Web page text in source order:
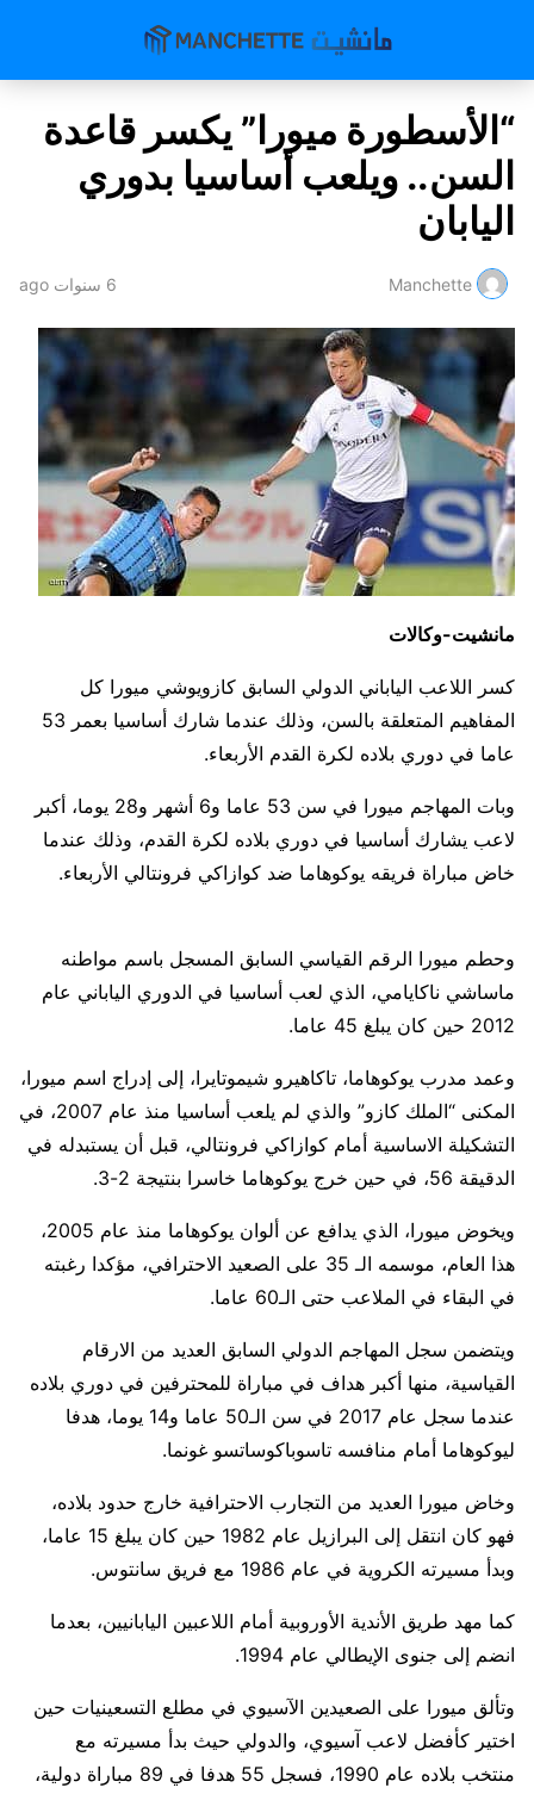
“الأسطورة ميورا” يكسر قاعدة
السن.. ويلعب أساسيا بدوري
اليابان
Manchette 6 سنوات ago
مانشيت-وكالات
كسر اللاعب الياباني الدولي السابق كازويوشي ميورا كل
المفاهيم المتعلقة بالسن، وذلك عندما شارك أساسيا بعمر 53
عاما في دوري بلاده لكرة القدم الأربعاء.
وبات المهاجم ميورا في سن 53 عاما و6 أشهر و28 يوما، أكبر
لاعب يشارك أساسيا في دوري بلاده لكرة القدم، وذلك عندما
خاض مباراة فريقه يوكوهاما ضد كوازاكي فرونتالي الأربعاء.
وحطم ميورا الرقم القياسي السابق المسجل باسم مواطنه
ماساشي ناكايامي، الذي لعب أساسيا في الدوري الياباني عام
2012 حين كان يبلغ 45 عاما.
وعمد مدرب يوكوهاما، تاكاهيرو شيموتايرا، إلى إدراج اسم ميورا،
المكنى “الملك كازو” والذي لم يلعب أساسيا منذ عام 2007، في
التشكيلة الاساسية أمام كوازاكي فرونتالي، قبل أن يستبدله في
الدقيقة 56، في حين خرج يوكوهاما خاسرا بنتيجة 2-3.
ويخوض ميورا، الذي يدافع عن ألوان يوكوهاما منذ عام 2005،
هذا العام، موسمه الـ 35 على الصعيد الاحترافي، مؤكدا رغبته
في البقاء في الملاعب حتى الـ60 عاما.
ويتضمن سجل المهاجم الدولي السابق العديد من الارقام
القياسية، منها أكبر هداف في مباراة للمحترفين في دوري بلاده
عندما سجل عام 2017 في سن الـ50 عاما و14 يوما، هدفا
ليوكوهاما أمام منافسه تاسوباكوساتسو غونما.
وخاض ميورا العديد من التجارب الاحترافية خارج حدود بلاده،
فهو كان انتقل إلى البرازيل عام 1982 حين كان يبلغ 15 عاما،
وبدأ مسيرته الكروية في عام 1986 مع فريق سانتوس.
كما مهد طريق الأندية الأوروبية أمام اللاعبين اليابانيين، بعدما
انضم إلى جنوى الإيطالي عام 1994.
وتألق ميورا على الصعيدين الآسيوي في مطلع التسعينيات حين
اختير كأفضل لاعب آسيوي، والدولي حيث بدأ مسيرته مع
منتخب بلاده عام 1990، فسجل 55 هدفا في 89 مباراة دولية،